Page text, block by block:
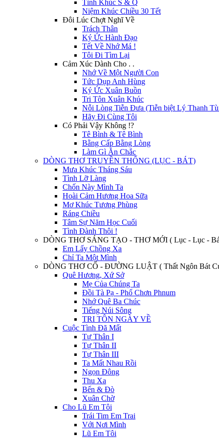
Tình Khúc S & Q
Niệm Khúc Chiều 30 Tết
Đôi Lúc Chợt Nghĩ Về
Trách Thân
Ký Ức Hành Đạo
Tết Về Nhớ Má !
Tôi Đi Tìm Lại
Cảm Xúc Dành Cho . .
Nhớ Về Một Người Con
Tức Dụp Anh Hùng
Ký Ức Xuân Buồn
Tri Tôn Xuân Khúc
Nỗi Lòng Tiễn Đưa (Tiễn biệt Lý Thanh
Hãy Đi Cùng Tôi
Có Phải Vậy Không !?
Tê Bình & Tê Bình
Bằng Cấp Bằng Lòng
Làm Gì Ăn Chắc
DÒNG THƠ TRUYỀN THỐNG (LỤC - BÁT)
Mưa Khúc Tháng Sáu
Tình Lỡ Làng
Chốn Này Mình Ta
Hoài Cảm Hương Hoa Sữa
Mơ Khúc Tương Phùng
Ráng Chiều
Tâm Sự Năm Học Cuối
Tình Đành Thôi !
DÒNG THƠ SÁNG TẠO - THƠ MỚI ( Lục - Lục -
Em Lấy Chồng Xa
Chỉ Ta Một Mình
DÒNG THƠ CỔ - ĐƯỜNG LUẬT ( Thất Ngôn Bát
Quê Hương, Xứ Sở
Mẹ Của Chúng Ta
Đồi Tà Pạ - Phố Chơn Phnum
Nhớ Quê Ba Chúc
Tiếng Núi Sông
TRI TÔN NGÀY VỀ
Cuộc Tình Đã Mất
Tự Thân I
Tự Thân II
Tự Thân III
Ta Mất Nhau Rồi
Ngọn Đông
Thu Xa
Bến & Đò
Xuân Chờ
Cho Lũ Em Tôi
Trái Tim Em Trai
Với Nơi Mình
Lũ Em Tôi